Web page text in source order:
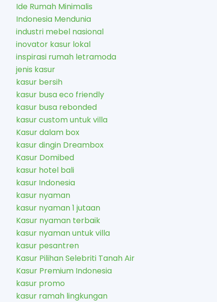
Ide Rumah Minimalis
Indonesia Mendunia
industri mebel nasional
inovator kasur lokal
inspirasi rumah letramoda
jenis kasur
kasur bersih
kasur busa eco friendly
kasur busa rebonded
kasur custom untuk villa
Kasur dalam box
kasur dingin Dreambox
Kasur Domibed
kasur hotel bali
kasur Indonesia
kasur nyaman
kasur nyaman 1 jutaan
Kasur nyaman terbaik
kasur nyaman untuk villa
kasur pesantren
Kasur Pilihan Selebriti Tanah Air
Kasur Premium Indonesia
kasur promo
kasur ramah lingkungan